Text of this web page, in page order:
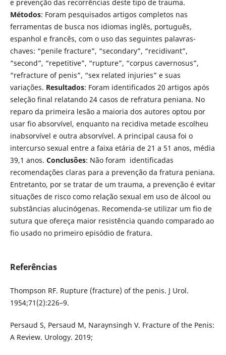
e prevenção das recorrências deste tipo de trauma.
Métodos: Foram pesquisados artigos completos nas
ferramentas de busca nos idiomas inglês, português,
espanhol e francês, com o uso das seguintes palavras-
chaves: “penile fracture”, “secondary”, “recidivant”,
“second”, “repetitive”, “rupture”, “corpus cavernosus”,
“refracture of penis”, “sex related injuries” e suas
variações. Resultados: Foram identificados 20 artigos após
seleção final relatando 24 casos de refratura peniana. No
reparo da primeira lesão a maioria dos autores optou por
usar fio absorvível, enquanto na recidiva metade escolheu
inabsorvível e outra absorvível. A principal causa foi o
intercurso sexual entre a faixa etária de 21 a 51 anos, média
39,1 anos. Conclusões: Não foram identificadas
recomendações claras para a prevenção da fratura peniana.
Entretanto, por se tratar de um trauma, a prevenção é evitar
situações de risco como relação sexual em uso de álcool ou
substâncias alucinógenas. Recomenda-se utilizar um fio de
sutura que ofereça maior resistência quando comparado ao
fio usado no primeiro episódio de fratura.
Referências
Thompson RF. Rupture (fracture) of the penis. J Urol.
1954;71(2):226–9.
Persaud S, Persaud M, Naraynsingh V. Fracture of the Penis:
A Review. Urology. 2019;